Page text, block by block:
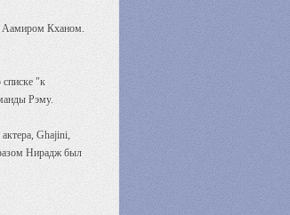
Аамиром Кханом.
списке "к
Рэму.
Ghajini,
Нирадж был